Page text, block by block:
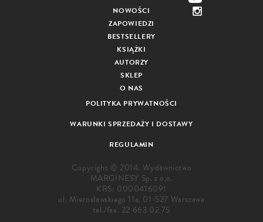
NOWOŚCI
ZAPOWIEDZI
BESTSELLERY
KSIĄŻKI
AUTORZY
SKLEP
O NAS
POLITYKA PRYWATNOŚCI
WARUNKI SPRZEDAŻY I DOSTAWY
REGULAMIN
Copyright © 2014. Wydawnictwo
MARGINESY Sp. z o.o.
KRS: 0000416091
ul. Mierosławskiego 11a, 01-527 Warszawa
tel./fax. 22 663 02 75